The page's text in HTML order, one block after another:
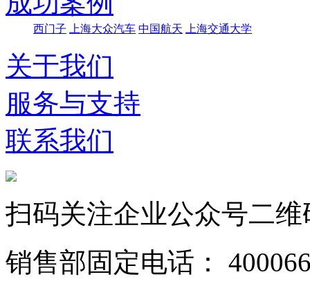
西门子 上海大众汽车 中国航天 上海交通大学
关于我们
服务与支持
联系我们
扫码关注企业公众号二维
销售部固定电话：